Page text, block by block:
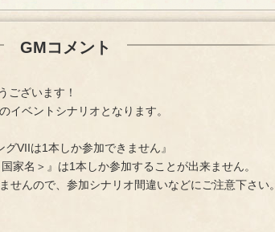
GMコメント
ございます！
イベントシナリオとなります。
VIIは1本しか参加できません』
家名＞』は1本しか参加することが出来ません。
んので、参加シナリオ間違いなどにご注意下さい。